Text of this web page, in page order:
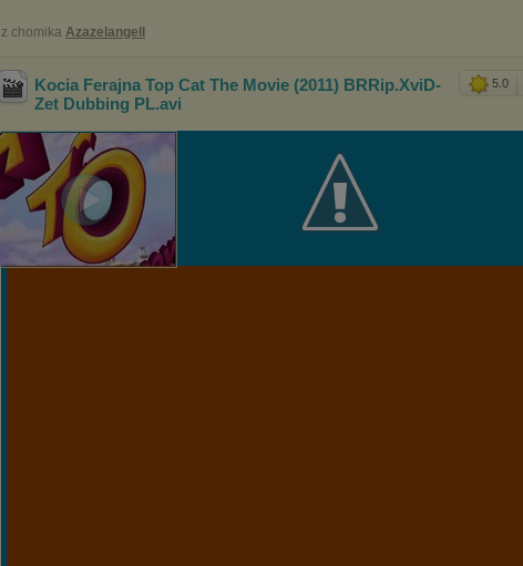
z chomika Azazelangell
5.0
Kocia Ferajna Top Cat The Movie (2011) BRRip.XviD-
Zet Dubbing PL.avi